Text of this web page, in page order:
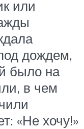
или
дождем,
было на
в чем
«Не хочу!»